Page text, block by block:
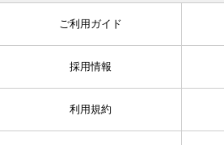
ご利用ガイド
採用情報
利用規約